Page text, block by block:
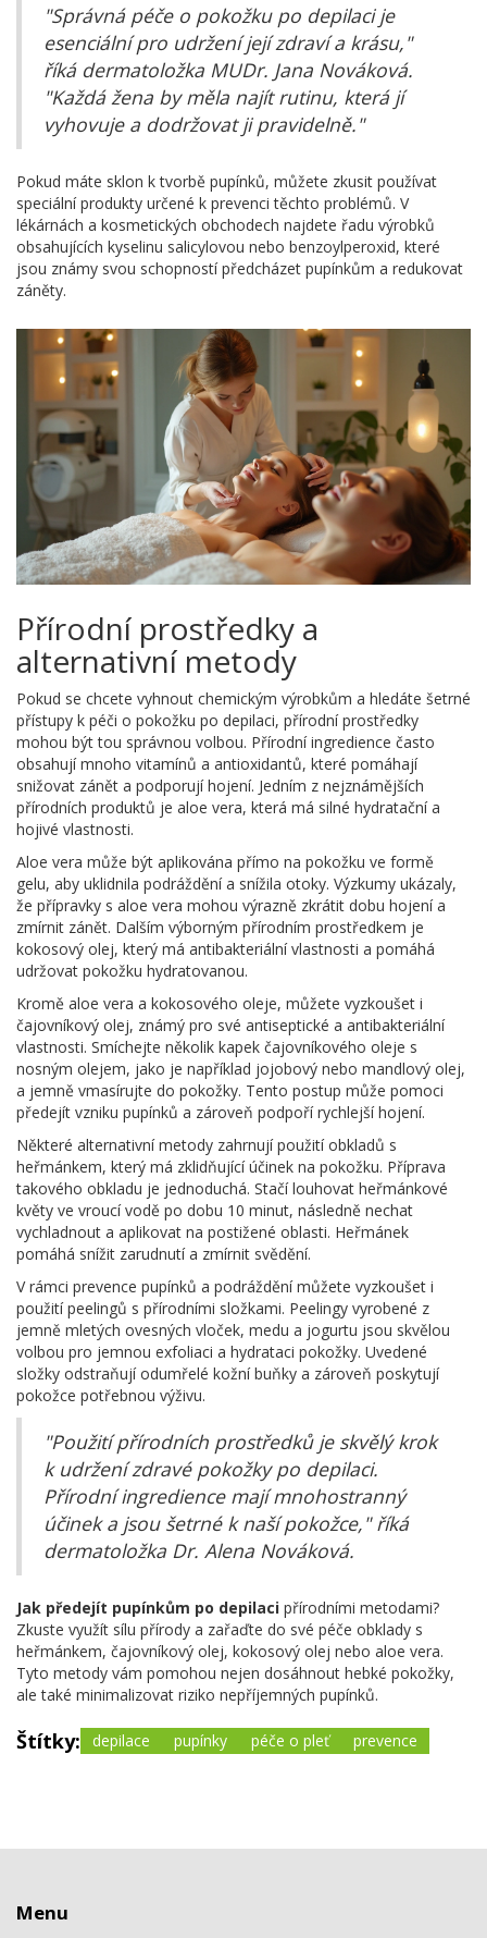
"Správná péče o pokožku po depilaci je
esenciální pro udržení její zdraví a krásu,"
říká dermatoložka MUDr. Jana Nováková.
"Každá žena by měla najít rutinu, která jí
vyhovuje a dodržovat ji pravidelně."
Pokud máte sklon k tvorbě pupínků, můžete zkusit používat
speciální produkty určené k prevenci těchto problémů. V
lékárnách a kosmetických obchodech najdete řadu výrobků
obsahujících kyselinu salicylovou nebo benzoylperoxid, které
jsou známy svou schopností předcházet pupínkům a redukovat
záněty.
Přírodní prostředky a
alternativní metody
Pokud se chcete vyhnout chemickým výrobkům a hledáte šetrné
přístupy k péči o pokožku po depilaci, přírodní prostředky
mohou být tou správnou volbou. Přírodní ingredience často
obsahují mnoho vitamínů a antioxidantů, které pomáhají
snižovat zánět a podporují hojení. Jedním z nejznámějších
přírodních produktů je aloe vera, která má silné hydratační a
hojivé vlastnosti.
Aloe vera může být aplikována přímo na pokožku ve formě
gelu, aby uklidnila podráždění a snížila otoky. Výzkumy ukázaly,
že přípravky s aloe vera mohou výrazně zkrátit dobu hojení a
zmírnit zánět. Dalším výborným přírodním prostředkem je
kokosový olej, který má antibakteriální vlastnosti a pomáhá
udržovat pokožku hydratovanou.
Kromě aloe vera a kokosového oleje, můžete vyzkoušet i
čajovníkový olej, známý pro své antiseptické a antibakteriální
vlastnosti. Smíchejte několik kapek čajovníkového oleje s
nosným olejem, jako je například jojobový nebo mandlový olej,
a jemně vmasírujte do pokožky. Tento postup může pomoci
předejít vzniku pupínků a zároveň podpoří rychlejší hojení.
Některé alternativní metody zahrnují použití obkladů s
heřmánkem, který má zklidňující účinek na pokožku. Příprava
takového obkladu je jednoduchá. Stačí louhovat heřmánkové
květy ve vroucí vodě po dobu 10 minut, následně nechat
vychladnout a aplikovat na postižené oblasti. Heřmánek
pomáhá snížit zarudnutí a zmírnit svědění.
V rámci prevence pupínků a podráždění můžete vyzkoušet i
použití peelingů s přírodními složkami. Peelingy vyrobené z
jemně mletých ovesných vloček, medu a jogurtu jsou skvělou
volbou pro jemnou exfoliaci a hydrataci pokožky. Uvedené
složky odstraňují odumřelé kožní buňky a zároveň poskytují
pokožce potřebnou výživu.
"Použití přírodních prostředků je skvělý krok
k udržení zdravé pokožky po depilaci.
Přírodní ingredience mají mnohostranný
účinek a jsou šetrné k naší pokožce," říká
dermatoložka Dr. Alena Nováková.
Jak předejít pupínkům po depilaci přírodními metodami?
Zkuste využít sílu přírody a zařaďte do své péče obklady s
heřmánkem, čajovníkový olej, kokosový olej nebo aloe vera.
Tyto metody vám pomohou nejen dosáhnout hebké pokožky,
ale také minimalizovat riziko nepříjemných pupínků.
Štítky: depilace pupínky péče o pleť prevence
Menu